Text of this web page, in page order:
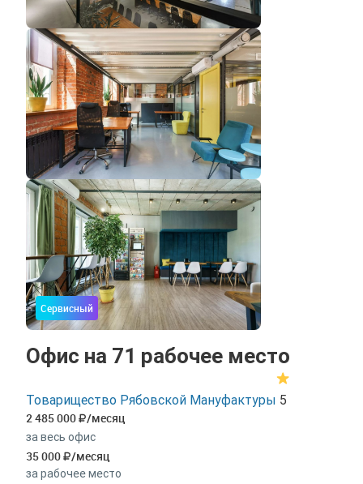
Сервисный
Офис на 71 рабочее место
Товарищество Рябовской Мануфактуры 5
2 485 000 /месяц
за весь офис
35 000 /месяц
за рабочее место